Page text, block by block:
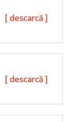
[ descarcă ]
[ descarcă ]